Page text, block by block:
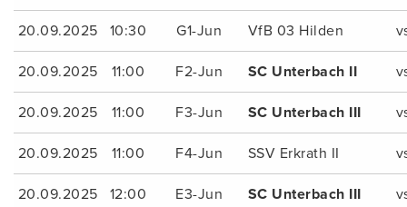
20.09.2025 10:30 G1-Jun VfB 03 Hilden
20.09.2025 11:00 F2-Jun SC Unterbach II
20.09.2025 11:00 F3-Jun SC Unterbach III
20.09.2025 11:00 F4-Jun SSV Erkrath II
20.09.2025 12:00 E3-Jun SC Unterbach III